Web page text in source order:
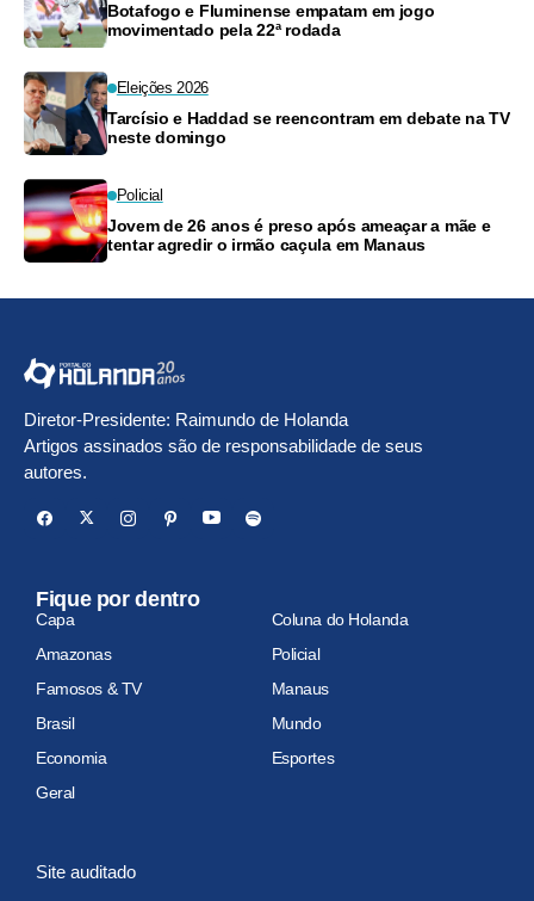
Botafogo e Fluminense empatam em jogo
movimentado pela 22ª rodada
Eleições 2026
Tarcísio e Haddad se reencontram em debate na TV
neste domingo
Policial
Jovem de 26 anos é preso após ameaçar a mãe e
tentar agredir o irmão caçula em Manaus
Diretor-Presidente: Raimundo de Holanda
Artigos assinados são de responsabilidade de seus
autores.
Fique por dentro
Capa
Coluna do Holanda
Amazonas
Policial
Famosos & TV
Manaus
Brasil
Mundo
Economia
Esportes
Geral
Site auditado